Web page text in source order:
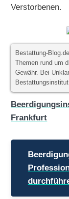
Verstorbenen.
Bestattung-
Themen rund um
Gewähr. Bei
Frankfurt